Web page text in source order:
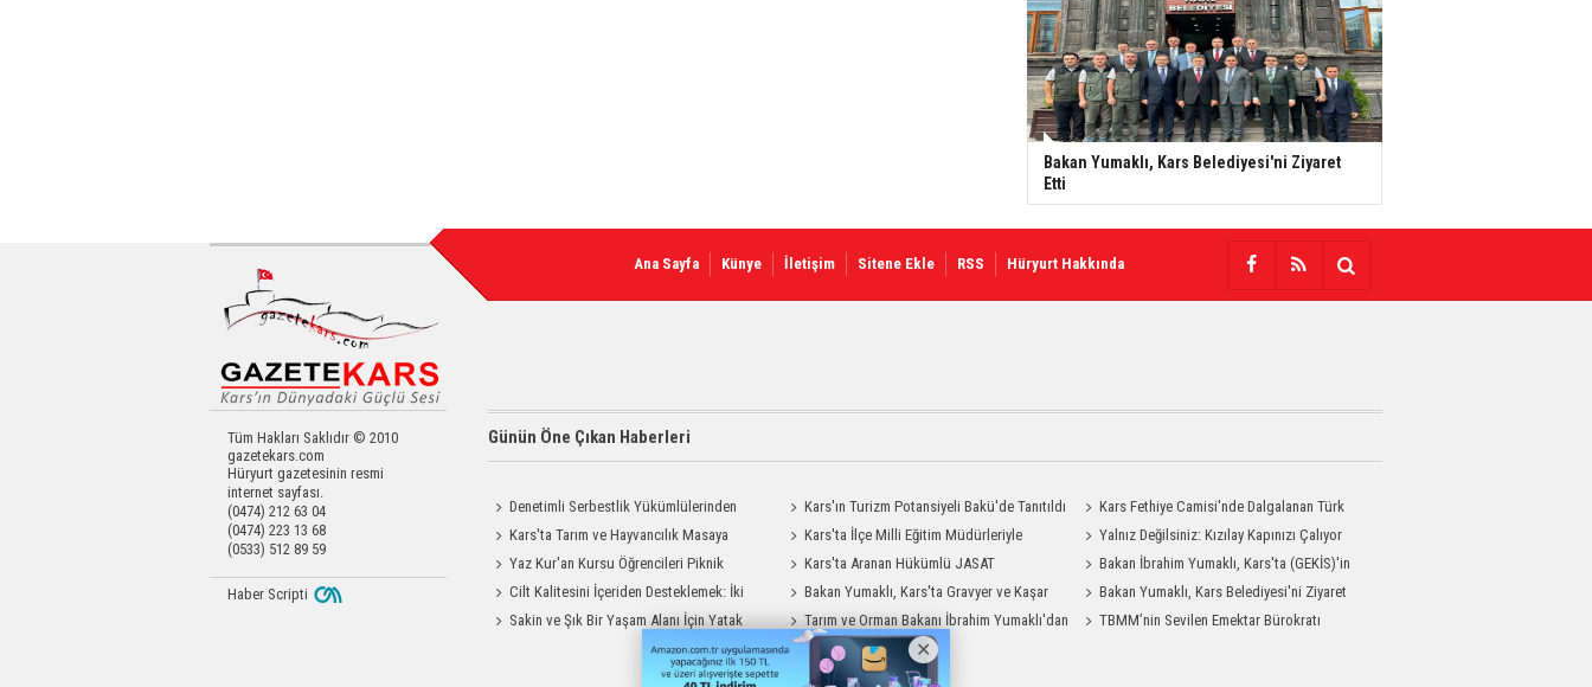
Bakan Yumaklı, Kars Belediyesi'ni Ziyaret
Etti
Ana Sayfa Künye İletişim Sitene Ekle RSS Hüryurt Hakkında
Tüm Hakları Saklıdır © 2010
gazetekars.com
Hüryurt gazetesinin resmi
internet sayfası.
(0474) 212 63 04
(0474) 223 13 68
(0533) 512 89 59
Günün Öne Çıkan Haberleri
Denetimli Serbestlik Yükümlülerinden
Okula Temizlik Desteği
Kars'ın Turizm Potansiyeli Bakü'de Tanıtıldı
Kars Fethiye Camisi'nde Dalgalanan Türk
Bayrağı Görenlerin Beğenisini Topladı
Kars'ta Tarım ve Hayvancılık Masaya
Yatırıldı
Kars'ta İlçe Milli Eğitim Müdürleriyle
Değerlendirme Toplantısı
Yalnız Değilsiniz: Kızılay Kapınızı Çalıyor
Yaz Kur'an Kursu Öğrencileri Piknik
Coşkusu Yaşadı
Kars'ta Aranan Hükümlü JASAT
Operasyonuyla Yakalandı
Bakan İbrahim Yumaklı, Kars'ta (GEKİS)'in
ilk uygulamasını başlattı
Cilt Kalitesini İçeriden Desteklemek: İki
Enjeksiyon Uygulamasının Karşılaştırması
Bakan Yumaklı, Kars'ta Gravyer ve Kaşar
Üretim Tesisini Ziyaret Etti
Bakan Yumaklı, Kars Belediyesi'ni Ziyaret
Etti
Sakin ve Şık Bir Yaşam Alanı İçin Yatak
Odası Modelleri Savenis.com’da!
Tarım ve Orman Bakanı İbrahim Yumaklı'dan
Kars Valiliği'ne Ziyaret
TBMM’nin Sevilen Emektar Bürokratı
Haber Scripti